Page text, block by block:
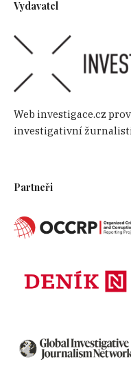
Vydavatel
Web investigace.cz
investigativní
Partneři